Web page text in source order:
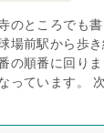
のところでも
場前駅から歩
の順番に回り
っています。